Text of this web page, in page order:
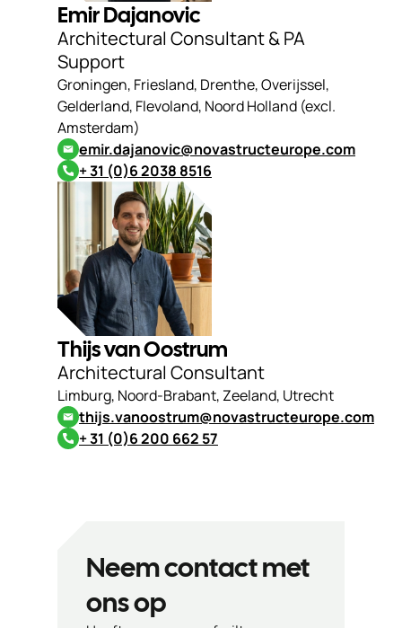
Emir Dajanovic
Architectural Consultant & PA
Support
Groningen, Friesland, Drenthe, Overijssel,
Gelderland, Flevoland, Noord Holland (excl.
Amsterdam)
emir.dajanovic@novastructeurope.com
+ 31 (0)6 2038 8516
Thijs van Oostrum
Architectural Consultant
Limburg, Noord-Brabant, Zeeland, Utrecht
thijs.vanoostrum@novastructeurope.com
+ 31 (0)6 200 662 57
Neem contact met
ons op